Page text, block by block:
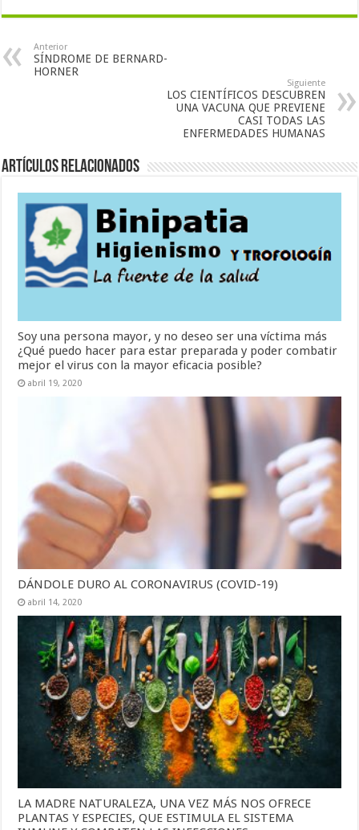
Anterior
SÍNDROME DE BERNARD-
HORNER
Siguiente
LOS CIENTÍFICOS DESCUBREN
UNA VACUNA QUE PREVIENE
CASI TODAS LAS
ENFERMEDADES HUMANAS
Artículos Relacionados
Soy una persona mayor, y no deseo ser una víctima más
¿Qué puedo hacer para estar preparada y poder combatir
mejor el virus con la mayor eficacia posible?
abril 19, 2020
DÁNDOLE DURO AL CORONAVIRUS (COVID-19)
abril 14, 2020
LA MADRE NATURALEZA, UNA VEZ MÁS NOS OFRECE
PLANTAS Y ESPECIES, QUE ESTIMULA EL SISTEMA